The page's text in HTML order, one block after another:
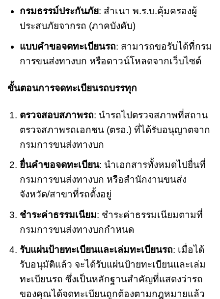
กรมธรรม์ประกันภัย: สำเนา พ.ร.บ.คุ้มครองผู้
ประสบภัยจากรถ (ภาคบังคับ)
แบบคำขอจดทะเบียนรถ: สามารถขอรับได้ที่กรม
การขนส่งทางบก หรือดาวน์โหลดจากเว็บไซต์
ขั้นตอนการจดทะเบียนรถบรรทุก
ตรวจสอบสภาพรถ: นำรถไปตรวจสภาพที่สถาน
ตรวจสภาพรถเอกชน (ตรอ.) ที่ได้รับอนุญาตจาก
กรมการขนส่งทางบก
ยื่นคำขอจดทะเบียน: นำเอกสารทั้งหมดไปยื่นที่
กรมการขนส่งทางบก หรือสำนักงานขนส่ง
จังหวัด/สาขาที่รถตั้งอยู่
ชำระค่าธรรมเนียม: ชำระค่าธรรมเนียมตามที่
กรมการขนส่งทางบกกำหนด
รับแผ่นป้ายทะเบียนและเล่มทะเบียนรถ: เมื่อได้
รับอนุมัติแล้ว จะได้รับแผ่นป้ายทะเบียนและเล่ม
ทะเบียนรถ ซึ่งเป็นหลักฐานสำคัญที่แสดงว่ารถ
ของคุณได้จดทะเบียนถูกต้องตามกฎหมายแล้ว